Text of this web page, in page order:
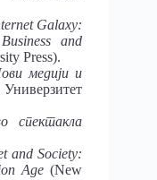
Galaxy:
and
Press).
медији и
спектакла
and Society:
Age(New